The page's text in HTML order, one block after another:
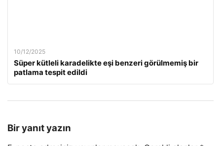
10/12/2025
Süper kütleli karadelikte eşi benzeri görülmemiş bir
patlama tespit edildi
Bir yanıt yazın